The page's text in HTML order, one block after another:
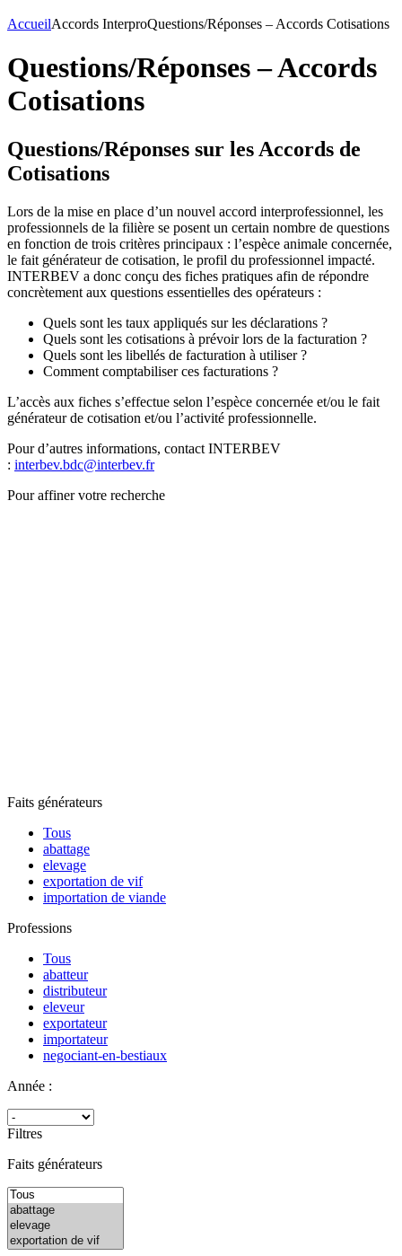
AccueilAccords InterproQuestions/Réponses – Accords Cotisations
Questions/Réponses – Accords
Cotisations
Questions/Réponses sur les Accords de
Cotisations
Lors de la mise en place d’un nouvel accord interprofessionnel, les
professionnels de la filière se posent un certain nombre de questions
en fonction de trois critères principaux : l’espèce animale concernée,
le fait générateur de cotisation, le profil du professionnel impacté.
INTERBEV a donc conçu des fiches pratiques afin de répondre
concrètement aux questions essentielles des opérateurs :
Quels sont les taux appliqués sur les déclarations ?
Quels sont les cotisations à prévoir lors de la facturation ?
Quels sont les libellés de facturation à utiliser ?
Comment comptabiliser ces facturations ?
L’accès aux fiches s’effectue selon l’espèce concernée et/ou le fait
générateur de cotisation et/ou l’activité professionnelle.
Pour d’autres informations, contact INTERBEV
: interbev.bdc@interbev.fr
Pour affiner votre recherche
Faits générateurs
Tous
abattage
elevage
exportation de vif
importation de viande
Professions
Tous
abatteur
distributeur
eleveur
exportateur
importateur
negociant-en-bestiaux
Année :
Filtres
Faits générateurs